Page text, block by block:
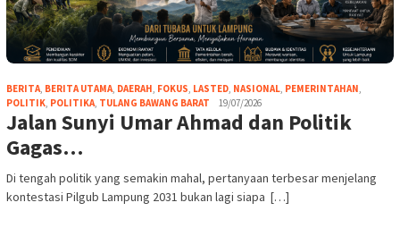
BERITA, BERITA UTAMA, DAERAH, FOKUS, LASTED, NASIONAL, PEMERINTAHAN,
POLITIK, POLITIKA, TULANG BAWANG BARAT 19/07/2026
Jalan Sunyi Umar Ahmad dan Politik
Gagas…
Di tengah politik yang semakin mahal, pertanyaan terbesar menjelang
kontestasi Pilgub Lampung 2031 bukan lagi siapa […]